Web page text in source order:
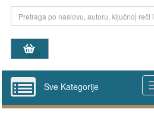
Sve Kategorije